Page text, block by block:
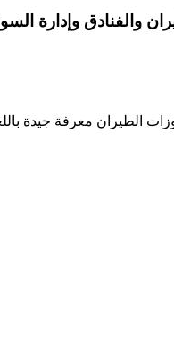
وإدارة
معرفة جيدة باللغة